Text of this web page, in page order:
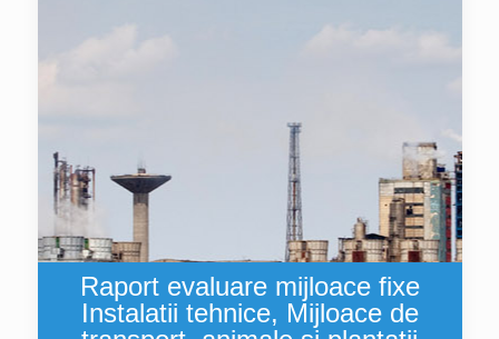
Raport evaluare mijloace fixe
Instalatii tehnice, Mijloace de